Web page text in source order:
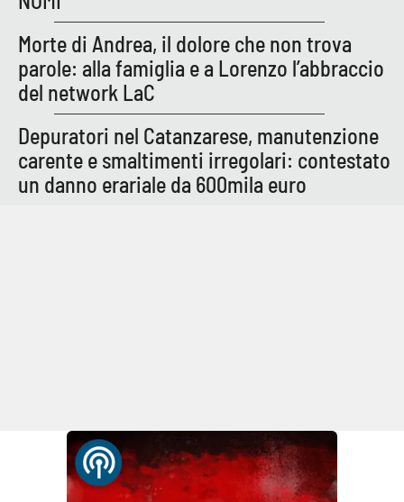
Morte di Andrea, il dolore che non trova
parole: alla famiglia e a Lorenzo l’abbraccio
del network LaC
Depuratori nel Catanzarese, manutenzione
carente e smaltimenti irregolari: contestato
un danno erariale da 600mila euro